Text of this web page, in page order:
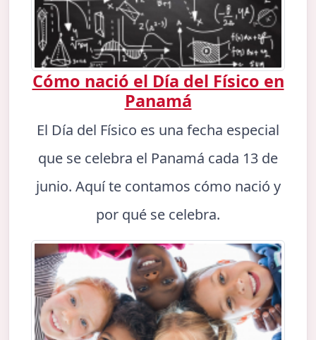
Cómo nació el Día del Físico en
Panamá
El Día del Físico es una fecha especial
que se celebra el Panamá cada 13 de
junio. Aquí te contamos cómo nació y
por qué se celebra.